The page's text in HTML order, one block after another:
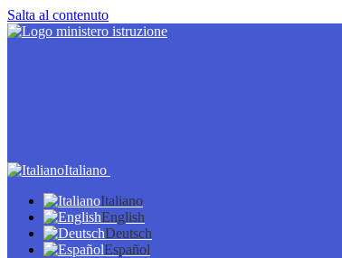
Salta al contenuto
Italiano
Italiano
English
Deutsch
Español